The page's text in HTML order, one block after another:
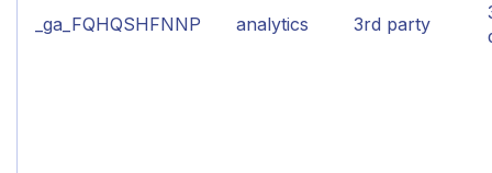
_ga_FQHQSHFNNP analytics 3rd party